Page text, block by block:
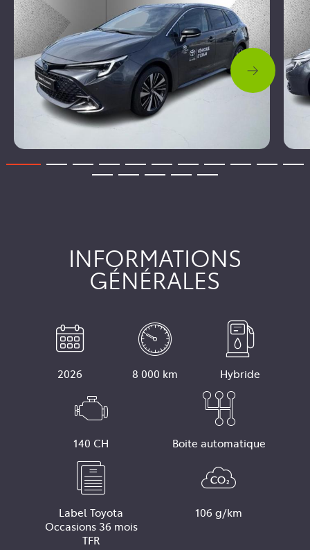
INFORMATIONS
GÉNÉRALES
2026 8 000 km Hybride
140 CH Boite automatique
Label Toyota
Occasions 36 mois
TFR
106 g/km